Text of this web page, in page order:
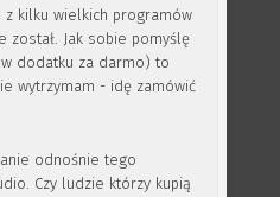
kilku wielkich programów
został. Jak sobie pomyślę
dodatku za darmo) to
wytrzymam - idę zamówić
odnośnie tego
Czy ludzie którzy kupią